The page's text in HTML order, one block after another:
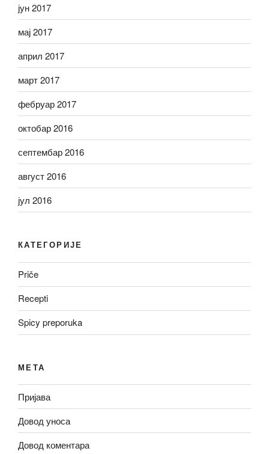
јун 2017
мај 2017
април 2017
март 2017
фебруар 2017
октобар 2016
септембар 2016
август 2016
јул 2016
КАТЕГОРИЈЕ
Priče
Recepti
Spicy preporuka
МЕТА
Пријава
Довод уноса
Довод коментара